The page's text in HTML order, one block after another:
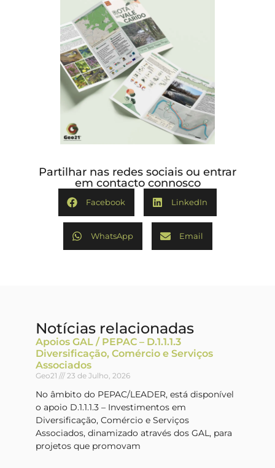
Partilhar nas redes sociais ou entrar
em contacto connosco
Facebook LinkedIn
WhatsApp Email
Notícias relacionadas
Apoios GAL / PEPAC – D.1.1.1.3
Diversificação, Comércio e Serviços
Associados
Geo21 23 de Julho, 2026
No âmbito do PEPAC/LEADER, está disponível
o apoio D.1.1.1.3 – Investimentos em
Diversificação, Comércio e Serviços
Associados, dinamizado através dos GAL, para
projetos que promovam